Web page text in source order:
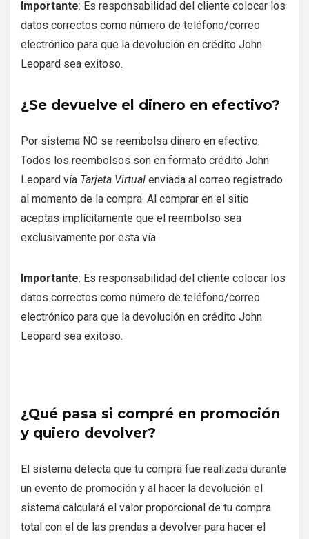
Importante: Es responsabilidad del cliente colocar los
datos correctos como número de teléfono/correo
electrónico para que la devolución en crédito John
Leopard sea exitoso.
¿Se devuelve el dinero en efectivo?
Por sistema NO se reembolsa dinero en efectivo.
Todos los reembolsos son en formato crédito John
Leopard vía Tarjeta Virtual enviada al correo registrado
al momento de la compra. Al comprar en el sitio
aceptas implícitamente que el reembolso sea
exclusivamente por esta vía.
Importante: Es responsabilidad del cliente colocar los
datos correctos como número de teléfono/correo
electrónico para que la devolución en crédito John
Leopard sea exitoso.
¿Qué pasa si compré en promoción
y quiero devolver?
El sistema detecta que tu compra fue realizada durante
un evento de promoción y al hacer la devolución el
sistema calculará el valor proporcional de tu compra
total con el de las prendas a devolver para hacer el